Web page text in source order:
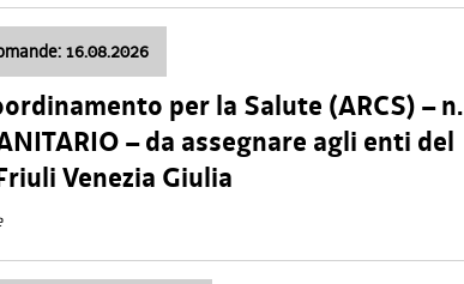
16.08.2026
per la Salute (ARCS) – n.
– da assegnare agli enti del
Venezia Giulia